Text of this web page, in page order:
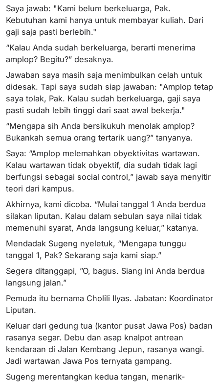
Saya jawab: "Kami belum berkeluarga, Pak.
Kebutuhan kami hanya untuk membayar kuliah. Dari
gaji saja pasti berlebih."
“Kalau Anda sudah berkeluarga, berarti menerima
amplop? Begitu?” desaknya.
Jawaban saya masih saja menimbulkan celah untuk
didesak. Tapi saya sudah siap jawaban: "Amplop tetap
saya tolak, Pak. Kalau sudah berkeluarga, gaji saya
pasti sudah lebih tinggi dari saat awal bekerja."
“Mengapa sih Anda bersikukuh menolak amplop?
Bukankah semua orang tertarik uang?” tanyanya.
Saya: “Amplop melemahkan obyektivitas wartawan.
Kalau wartawan tidak obyektif, dia sudah tidak lagi
berfungsi sebagai social control,” jawab saya menyitir
teori dari kampus.
Akhirnya, kami dicoba. “Mulai tanggal 1 Anda berdua
silakan liputan. Kalau dalam sebulan saya nilai tidak
memenuhi syarat, Anda langsung keluar,” katanya.
Mendadak Sugeng nyeletuk, “Mengapa tunggu
tanggal 1, Pak? Sekarang saja kami siap.”
Segera ditanggapi, ”O, bagus. Siang ini Anda berdua
langsung jalan.”
Pemuda itu bernama Cholili Ilyas. Jabatan: Koordinator
Liputan.
Keluar dari gedung tua (kantor pusat Jawa Pos) badan
rasanya segar. Debu dan asap knalpot antrean
kendaraan di Jalan Kembang Jepun, rasanya wangi.
Jadi wartawan Jawa Pos ternyata gampang.
Sugeng merentangkan kedua tangan, menarik-